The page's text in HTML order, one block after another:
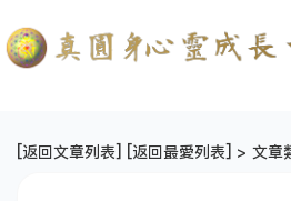
[返回文章列表] [返回最愛列表] > 文章